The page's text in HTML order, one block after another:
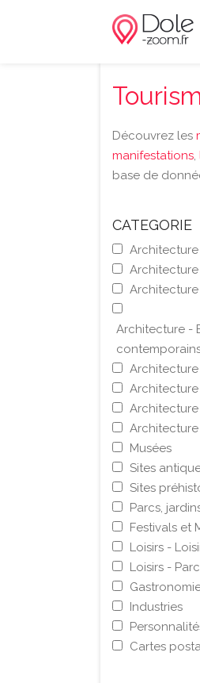
Découvrez les
manifestations,
base de
CATEGORIE
Architecture -
Musées
Sites
Sites
Parcs,
Festivals et
Loisirs -
Loisirs -
Industries
Cartes